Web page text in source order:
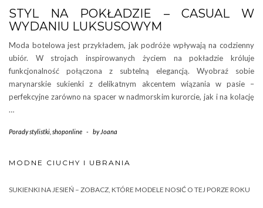
STYL NA POKŁADZIE – CASUAL W
WYDANIU LUKSUSOWYM
Moda botelowa jest przykładem, jak podróże wpływają na codzienny
ubiór. W strojach inspirowanych życiem na pokładzie króluje
funkcjonalność połączona z subtelną elegancją. Wyobraź sobie
marynarskie sukienki z delikatnym akcentem wiązania w pasie –
perfekcyjne zarówno na spacer w nadmorskim kurorcie, jak i na kolację
…
Porady stylistki shoponline - by Joana
MODNE CIUCHY I UBRANIA
SUKIENKI NA JESIEŃ – ZOBACZ, KTÓRE MODELE NOSIĆ O TEJ PORZE ROKU